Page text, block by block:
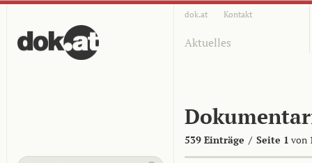
dok.at Kontakt
Aktuelles
539 Einträge / Seite 1 von